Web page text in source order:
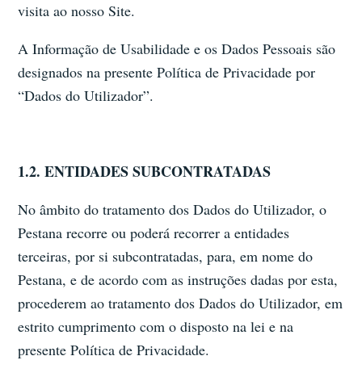
visita ao nosso Site.
A Informação de Usabilidade e os Dados Pessoais são
designados na presente Política de Privacidade por
“Dados do Utilizador”.
1.2. ENTIDADES SUBCONTRATADAS
No âmbito do tratamento dos Dados do Utilizador, o
Pestana recorre ou poderá recorrer a entidades
terceiras, por si subcontratadas, para, em nome do
Pestana, e de acordo com as instruções dadas por esta,
procederem ao tratamento dos Dados do Utilizador, em
estrito cumprimento com o disposto na lei e na
presente Política de Privacidade.